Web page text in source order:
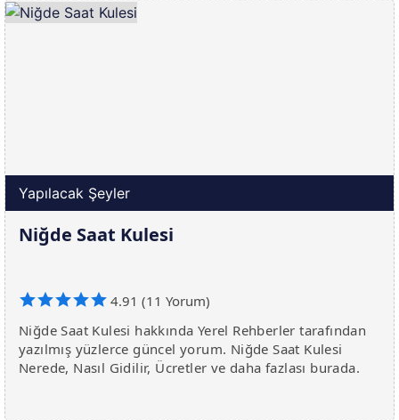
Yapılacak Şeyler
Niğde Saat Kulesi
4.91 (11 Yorum)
Niğde Saat Kulesi hakkında Yerel Rehberler tarafından
yazılmış yüzlerce güncel yorum. Niğde Saat Kulesi
Nerede, Nasıl Gidilir, Ücretler ve daha fazlası burada.